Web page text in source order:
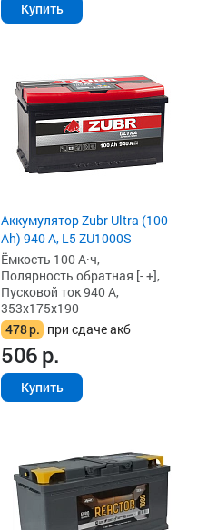
Купить
Аккумулятор Zubr Ultra (100
Ah) 940 А, L5 ZU1000S
Ёмкость 100 А·ч,
Полярность обратная [- +],
Пусковой ток 940 А,
353x175x190
478р. при сдаче акб
506р.
Купить